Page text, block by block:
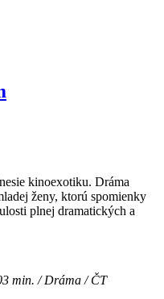
kinoexotiku. Dráma
ženy, ktorú spomienky
plnej dramatických a
min. / Dráma / ČT